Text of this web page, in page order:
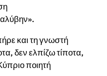
και τη γνωστή
δεν ελπίζω τίποτα,
ποιητή